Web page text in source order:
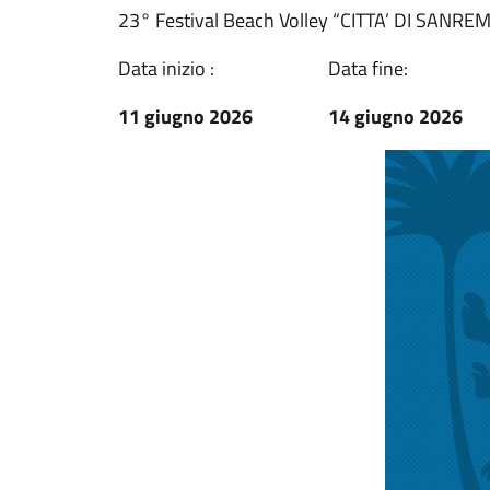
23° Festival Beach Volley “CITTA’ DI
Data inizio :
11 giugno 2026
Data fine:
14 giugno 2026